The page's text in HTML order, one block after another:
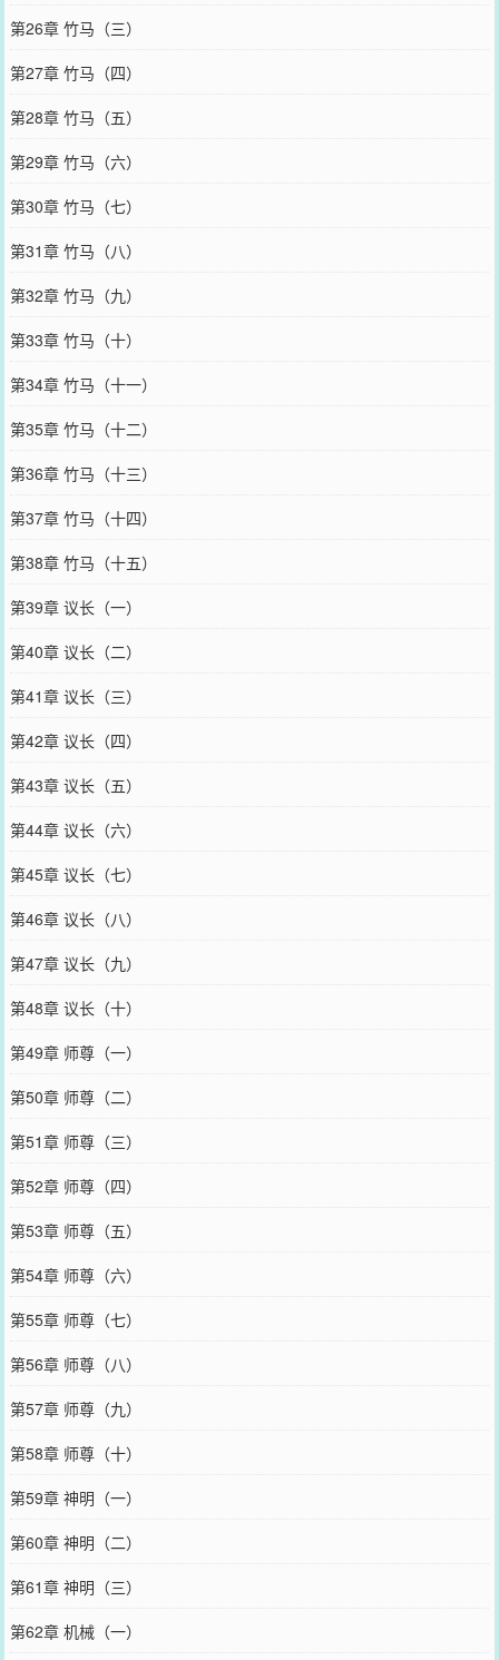
第26章 竹马（三）
第27章 竹马（四）
第28章 竹马（五）
第29章 竹马（六）
第30章 竹马（七）
第31章 竹马（八）
第32章 竹马（九）
第33章 竹马（十）
第34章 竹马（十一）
第35章 竹马（十二）
第36章 竹马（十三）
第37章 竹马（十四）
第38章 竹马（十五）
第39章 议长（一）
第40章 议长（二）
第41章 议长（三）
第42章 议长（四）
第43章 议长（五）
第44章 议长（六）
第45章 议长（七）
第46章 议长（八）
第47章 议长（九）
第48章 议长（十）
第49章 师尊（一）
第50章 师尊（二）
第51章 师尊（三）
第52章 师尊（四）
第53章 师尊（五）
第54章 师尊（六）
第55章 师尊（七）
第56章 师尊（八）
第57章 师尊（九）
第58章 师尊（十）
第59章 神明（一）
第60章 神明（二）
第61章 神明（三）
第62章 机械（一）